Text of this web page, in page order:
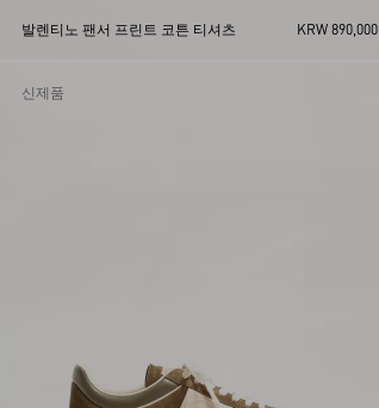
발렌티노 팬서 프린트 코튼 티셔츠 KRW 890,000
신제품